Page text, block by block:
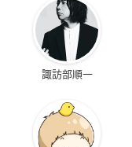
諏訪部順一